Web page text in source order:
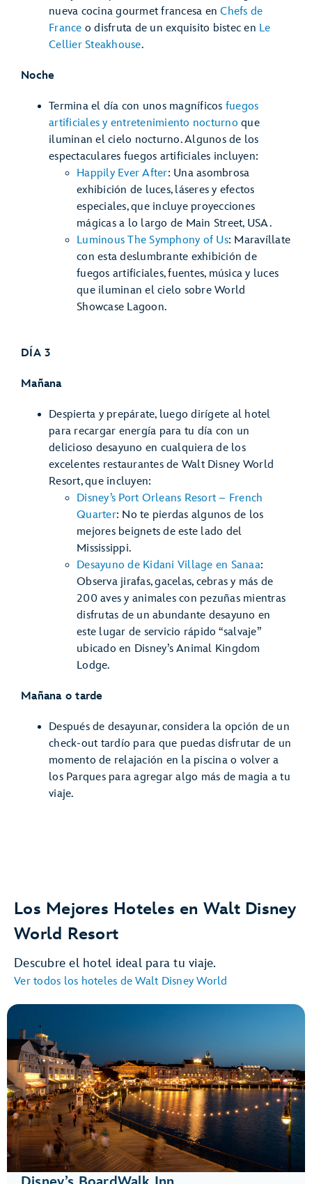
nueva cocina gourmet francesa enChefs de
France o disfruta de un exquisito bistec en Le
Cellier Steakhouse.
Noche
Termina el día con unos magníficos fuegos
artificiales y entretenimiento nocturno que
iluminan el cielo nocturno. Algunos de los
espectaculares fuegos artificiales incluyen:
Happily Ever After: Una asombrosa
exhibición de luces, láseres y efectos
especiales, que incluye proyecciones
mágicas a lo largo de Main Street, USA.
Luminous The Symphony of Us: Maravíllate
con esta deslumbrante exhibición de
fuegos artificiales, fuentes, música y luces
que iluminan el cielo sobre World
Showcase Lagoon.
DÍA 3
Mañana
Despierta y prepárate, luego dirígete al hotel
para recargar energía para tu día con un
delicioso desayuno en cualquiera de los
excelentes restaurantes de Walt Disney World
Resort, que incluyen:
Disney’s Port Orleans Resort – French
Quarter: No te pierdas algunos de los
mejores beignets de este lado del
Mississippi.
Desayuno de Kidani Village en Sanaa:
Observa jirafas, gacelas, cebras y más de
200 aves y animales con pezuñas mientras
disfrutas de un abundante desayuno en
este lugar de servicio rápido “salvaje”
ubicado en Disney’s Animal Kingdom
Lodge.
Mañana o tarde
Después de desayunar, considera la opción de un
check-out tardío para que puedas disfrutar de un
momento de relajación en la piscina o volver a
los Parques para agregar algo más de magia a tu
viaje.
Los Mejores Hoteles en Walt Disney
World Resort
Descubre el hotel ideal para tu viaje.
Ver todos los hoteles de Walt Disney World